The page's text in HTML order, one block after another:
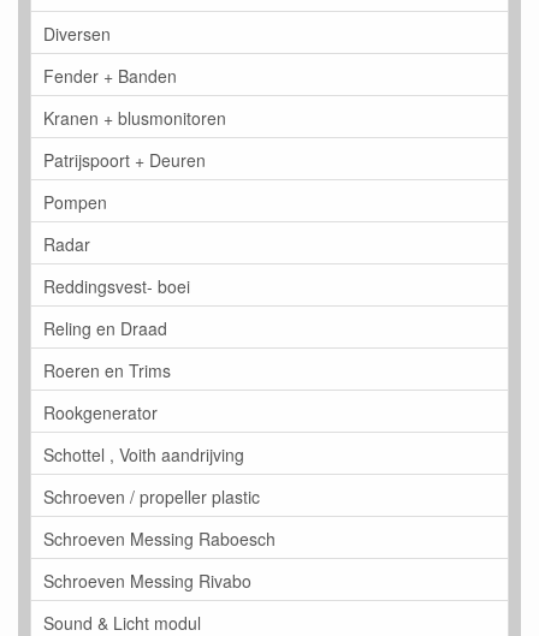
Diversen
Fender + Banden
Kranen + blusmonitoren
Patrijspoort + Deuren
Pompen
Radar
Reddingsvest- boei
Reling en Draad
Roeren en Trims
Rookgenerator
Schottel , Voith aandrijving
Schroeven / propeller plastic
Schroeven Messing Raboesch
Schroeven Messing Rivabo
Sound & Licht modul